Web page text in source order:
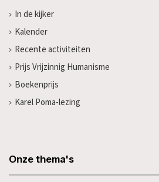
In de kijker
Kalender
Recente activiteiten
Prijs Vrijzinnig Humanisme
Boekenprijs
Karel Poma-lezing
Onze thema's